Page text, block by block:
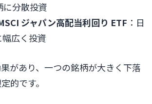
に分散投資
ジャパン高配当利回り ETF ：日
広く投資
があり、一つの銘柄が大きく下落
的です。